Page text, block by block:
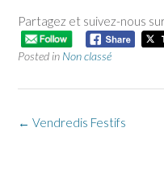
Partagez et suivez-nous
Posted in Non classé
← Vendredis Festifs